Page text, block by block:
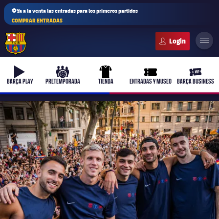
⚽Ya a la venta las entradas para los primeros partidos
COMPRAR ENTRADAS
b-play
BARÇA PLAY
culers-ball
PRETEMPORADA
uniform
TIENDA
ticket-full
ENTRADAS Y MUSEO
ticket-
BARÇA BUSINESS
PLUSICON
MÁS
Primer equipo
Femenino
plusicon
más
Actualidad
Barça Atlètic
plusicon